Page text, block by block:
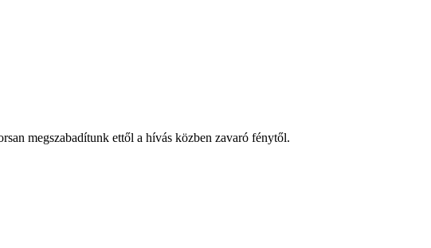
megszabadítunk ettől a hívás közben zavaró fénytől.